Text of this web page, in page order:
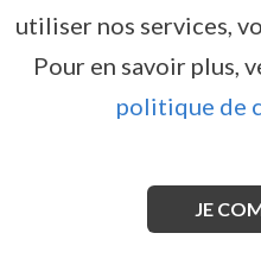
Inscrivez-vous ou connectez-
utiliser nos services,
Pour en savoir plus,
politique de
JE